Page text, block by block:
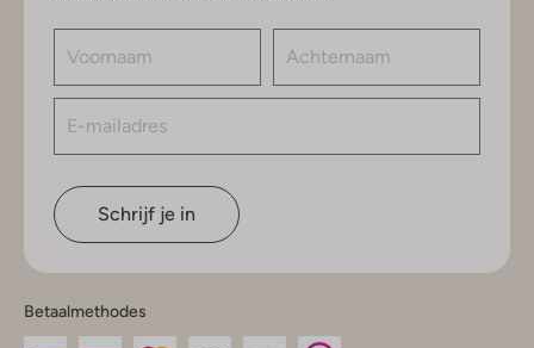
Schrijf je in
Betaalmethodes